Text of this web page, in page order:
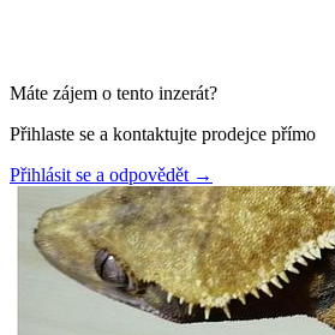
Máte zájem o tento inzerát?
Přihlaste se a kontaktujte prodejce přímo
Přihlásit se a odpovědět →